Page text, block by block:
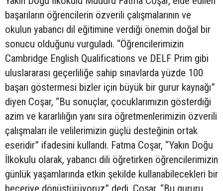
başarıların öğrencilerin özverili çalışmalarının ve
okulun yabancı dil eğitimine verdiği önemin doğal bir
sonucu olduğunu vurguladı. “Öğrencilerimizin
Cambridge English Qualifications ve DELF Prim gibi
uluslararası geçerliliğe sahip sınavlarda yüzde 100
başarı göstermesi bizler için büyük bir gurur kaynağı”
diyen Coşar, “Bu sonuçlar, çocuklarımızın gösterdiği
azim ve kararlılığın yanı sıra öğretmenlerimizin özverili
çalışmaları ile velilerimizin güçlü desteğinin ortak
eseridir” ifadesini kullandı. Fatma Coşar, “Yakın Doğu
İlkokulu olarak, yabancı dili öğretirken öğrencilerimizin
günlük yaşamlarında etkin şekilde kullanabilecekleri bir
beceriye dönüştürüyoruz” dedi. Coşar, “Bu gururu